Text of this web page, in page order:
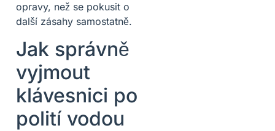
opravy, než se pokusit o
další zásahy samostatně.
Jak správně
vyjmout
klávesnici po
polití vodou